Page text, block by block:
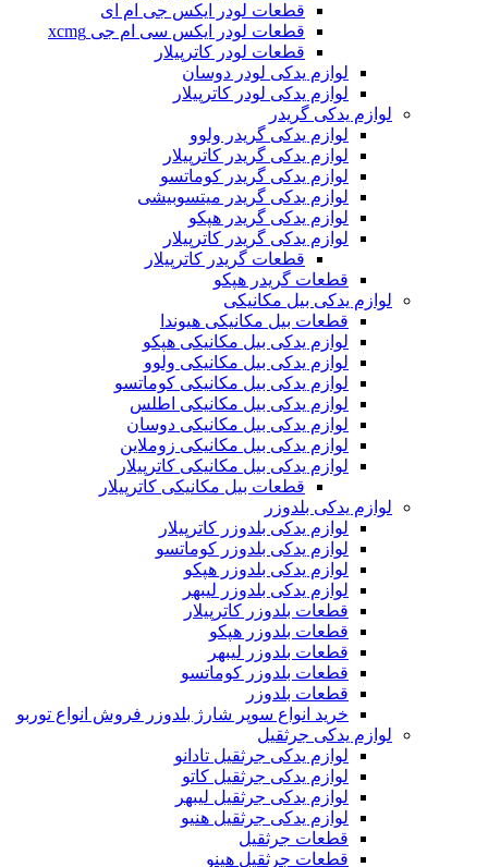
قطعات لودر ایکس جی ام ای
قطعات لودر ایکس سی ام جی xcmg
قطعات لودر کاترپیلار
لوازم یدکی لودر دوسان
لوازم یدکی لودر کاترپیلار
لوازم یدکی گریدر
لوازم یدکی گریدر ولوو
لوازم یدکی گریدر کاترپیلار
لوازم یدکی گریدر کوماتسو
لوازم یدکی گریدر میتسوبیشی
لوازم یدکی گریدر هپکو
لوازم یدکی گریدر کاترپیلار
قطعات گریدر کاترپیلار
قطعات گریدر هپکو
لوازم یدکی بیل مکانیکی
قطعات بیل مکانیکی هیوندا
لوازم یدکی بیل مکانیکی هپکو
لوازم یدکی بیل مکانیکی ولوو
لوازم یدکی بیل مکانیکی کوماتسو
لوازم یدکی بیل مکانیکی اطلس
لوازم یدکی بیل مکانیکی دوسان
لوازم یدکی بیل مکانیکی زوملاین
لوازم یدکی بیل مکانیکی کاترپیلار
قطعات بیل مکانیکی کاترپیلار
لوازم یدکی بلدوزر
لوازم یدکی بلدوزر کاترپیلار
لوازم یدکی بلدوزر کوماتسو
لوازم یدکی بلدوزر هپکو
لوازم یدکی بلدوزر لیبهر
قطعات بلدوزر کاترپیلار
قطعات بلدوزر هپکو
قطعات بلدوزر لیبهر
قطعات بلدوزر کوماتسو
قطعات بلدوزر
خرید انواع سوپر شارژ بلدوزر فروش انواع توربو
لوازم یدکی جرثقیل
لوازم یدکی جرثقیل تادانو
لوازم یدکی جرثقیل کاتو
لوازم یدکی جرثقیل لیبهر
لوازم یدکی جرثقیل هنیو
قطعات جرثقیل
قطعات جرثقیل هینو